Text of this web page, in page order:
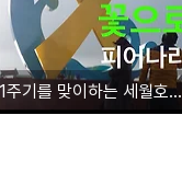
1주기를 맞이하는 세월호의 아픔과 다짐.